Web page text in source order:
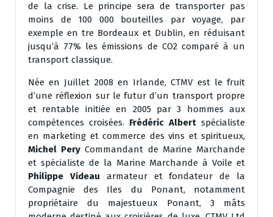
de la crise. Le principe sera de transporter pas
moins de 100 000 bouteilles par voyage, par
exemple en tre Bordeaux et Dublin, en réduisant
jusqu’à 77% les émissions de CO2 comparé à un
transport classique.
Née en Juillet 2008 en Irlande, CTMV est le fruit
d’une réflexion sur le futur d’un transport propre
et rentable initiée en 2005 par 3 hommes aux
compétences croisées. Frédéric Albert spécialiste
en marketing et commerce des vins et spiritueux,
Michel Pery Commandant de Marine Marchande
et spécialiste de la Marine Marchande à Voile et
Philippe Videau armateur et fondateur de la
Compagnie des Iles du Ponant, notamment
propriétaire du majestueux Ponant, 3 mâts